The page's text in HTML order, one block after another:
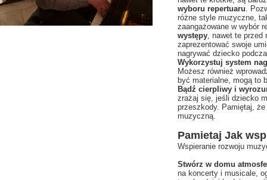
wyboru repertuaru.
różne style muzyczne,
zaangażowane w wybór
występy, nawet te przed
zaprezentować swoje
nagrywać dziecko
Wykorzystuj system
Możesz również
być materialne, mogą to
Bądź cierpliwy i
zrażaj się, jeśli dziecko
przeszkody. Pamiętaj,
muzyczną.
Pamietaj Jak
Wspieranie rozwoju
Stwórz w domu
na koncerty i musicale,